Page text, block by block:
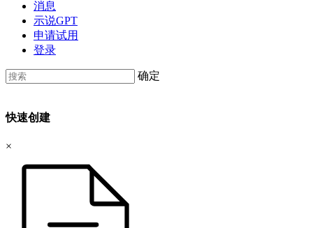
消息
示说GPT
申请试用
登录
确定
快速创建
×